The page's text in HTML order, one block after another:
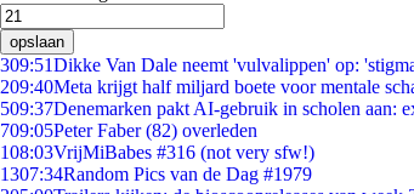
opslaan
309:51Dikke Van Dale neemt 'vulvalippen' op:
209:40Meta krijgt half miljard boete voor mentale
509:37Denemarken pakt AI-gebruik in scholen aan:
709:05Peter Faber (82) overleden
108:03VrijMiBabes #316 (not very sfw!)
1307:34Random Pics van de Dag #1979